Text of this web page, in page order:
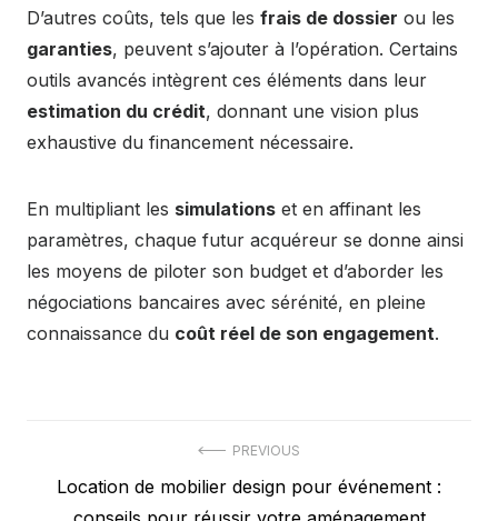
D’autres coûts, tels que les frais de dossier ou les
garanties, peuvent s’ajouter à l’opération. Certains
outils avancés intègrent ces éléments dans leur
estimation du crédit, donnant une vision plus
exhaustive du financement nécessaire.
En multipliant les simulations et en affinant les
paramètres, chaque futur acquéreur se donne ainsi
les moyens de piloter son budget et d’aborder les
négociations bancaires avec sérénité, en pleine
connaissance du coût réel de son engagement.
PREVIOUS
Previous
post:
Location de mobilier design pour événement :